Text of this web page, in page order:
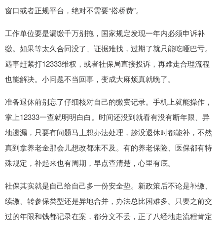
窗口或者正规平台，绝对不需要“搭桥费”。
工作单位要是漏缴千万别拖，国家规定发现一年内必须申诉补
缴。如果等太久合同没了、证据难找，过期了就只能吃哑巴亏。
遇事赶紧打12333维权，或者社保局直接投诉，再难走合理流程
也能解决。小问题不当回事，变成大麻烦真就晚了。
准备退休前别忘了仔细核对自己的缴费记录。手机上就能操作，
掌上12333一查就明明白白。时间还没到就看有没有断年限、异
地遗漏，只要有问题马上想办法处理，趁没退休时都能补，不然
真到拿养老金那会儿想改都来不及。有的养老保险、医保都有特
殊规定，补起来也有周期，早点查清楚，心里有底。
社保其实就是自己给自己多一份安全垫。新政策后不论是补缴、
续缴、转参保类型还是异地合并，办法总比困难多。只要之前交
过的年限和钱都记录在案，都分文不丢，正了八经地走流程肯定